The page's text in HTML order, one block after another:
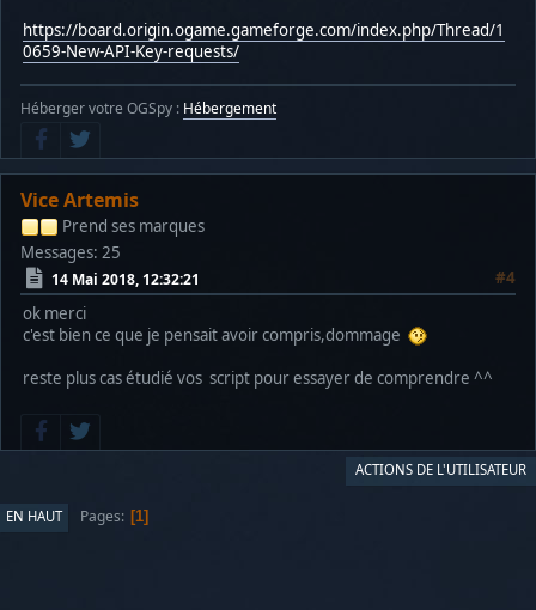
https://board.origin.ogame.gameforge.com/index.php/Thread/1
0659-New-API-Key-requests/
Héberger votre OGSpy : Hébergement
Vice Artemis
Prend ses marques
Messages: 25
14 Mai 2018, 12:32:21
#4
ok merci
c'est bien ce que je pensait avoir compris,dommage
reste plus cas étudié vos script pour essayer de comprendre ^^
ACTIONS DE L'UTILISATEUR
EN HAUT Pages 1